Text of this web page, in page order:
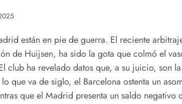
están en pie de guerra. El reciente
de Huijsen, ha sido la gota que colmó el
club ha revelado datos que, a su juicio, son
que va de siglo, el Barcelona ostenta un
que el Madrid presenta un saldo negativo